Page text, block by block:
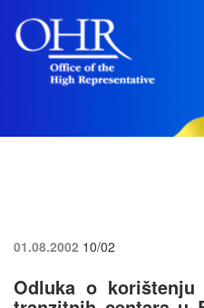
01.08.2002 10/02
Odluka o korištenju